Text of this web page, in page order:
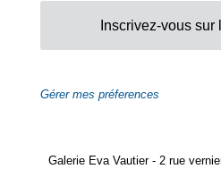
Inscrivez-vous
Gérer mes préferences
Galerie Eva Vautier - 2 rue